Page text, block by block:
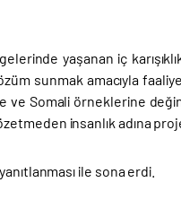
yaşanan iç
sunmak amacıyla
ve Somali örneklerine
insanlık adına
ile sona erdi.